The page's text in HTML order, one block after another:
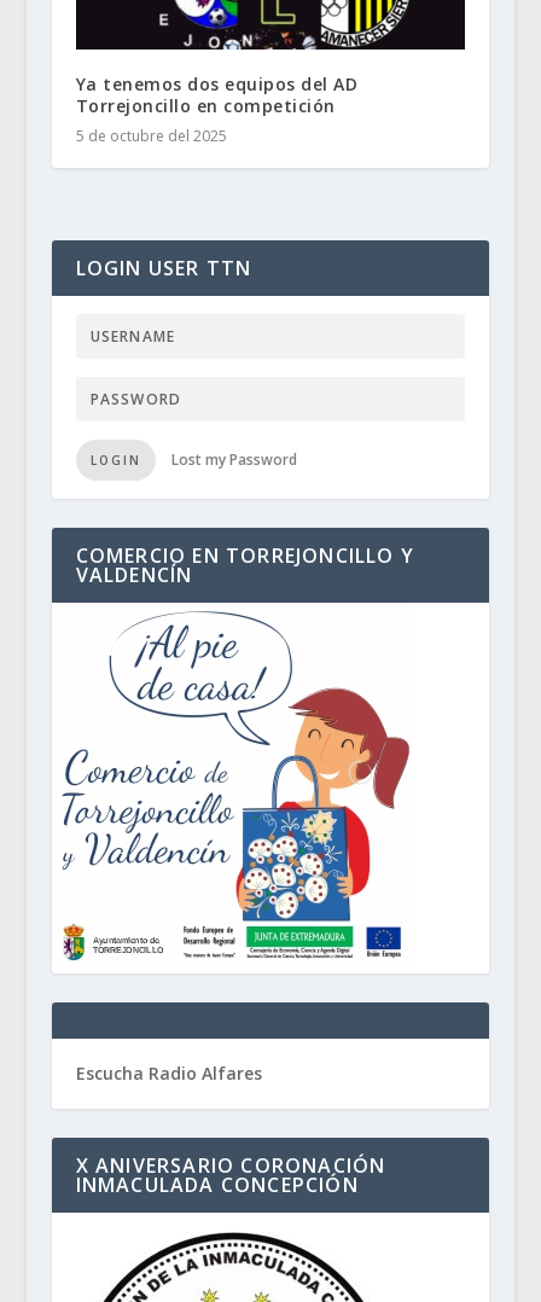
Ya tenemos dos equipos del AD
Torrejoncillo en competición
5 de octubre del 2025
LOGIN USER TTN
LOGIN Lost my Password
COMERCIO EN TORREJONCILLO Y
VALDENCÍN
Escucha Radio Alfares
X ANIVERSARIO CORONACIÓN
INMACULADA CONCEPCIÓN